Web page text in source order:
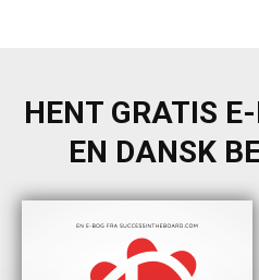
HENT GRATIS
EN DANSK